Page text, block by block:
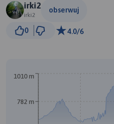
irki2
irki2
obserwuj
0 4.0/6
782 m
1010 m